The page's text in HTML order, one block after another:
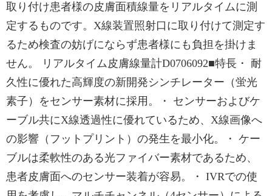
取り付け患者様の皮膚面積線量をリアルタイムに測
定するものです。X線装置照射口に取り付けて測定す
るため検査の妨げにならず患者様にも負担を掛けま
せん。 リアルタイム皮膚線量計D0706092■特長・ 耐
久性に優れた高輝度の新開発シンチレーター（蛍光
素子）をセンサー素材に採用。・ センサーおよびケ
ーブル共にX線透過性に優れているため、X線画像へ
の影響（フットプリント）の発生を最小化。・ ケー
ブルは柔軟性のある光ファイバー素材であるため、
患者皮膚面へのセンサー装着が容易。・ IVRでの使